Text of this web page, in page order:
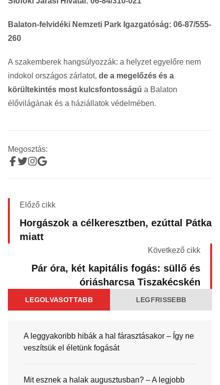
Balaton-felvidéki Nemzeti Park Igazgatóság: 06-87/555-
260
A szakemberek hangsúlyozzák: a helyzet egyelőre nem
indokol országos zárlatot, de a megelőzés és a
körültekintés most kulcsfontosságú a Balaton
élővilágának és a háziállatok védelmében.
Megosztás:
Előző cikk
Horgászok a célkeresztben, ezúttal Pátka
miatt
Következő cikk
Pár óra, két kapitális fogás: süllő és
óriásharcsa Tiszakécskén
LEGOLVASOTTABB LEGFRISSEBB
A leggyakoribb hibák a hal fárasztásakor – Így ne
veszítsük el életünk fogását
Mit esznek a halak augusztusban? – A legjobb